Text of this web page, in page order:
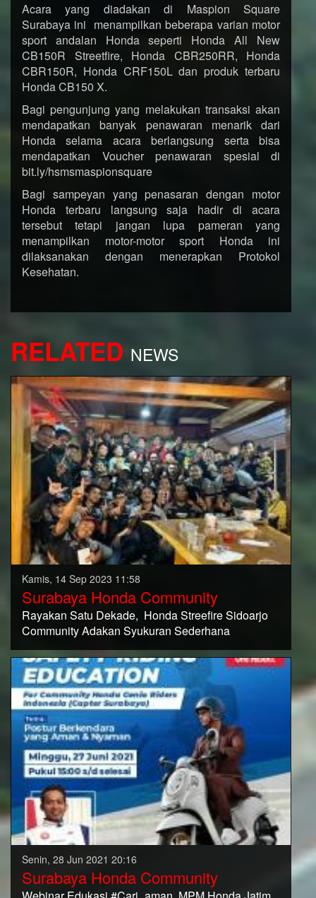
Acara yang diadakan di Maspion Square
Surabaya ini menampilkan beberapa varian motor
sport andalan Honda seperti Honda All New
CB150R Streetfire, Honda CBR250RR, Honda
CBR150R, Honda CRF150L dan produk terbaru
Honda CB150 X.
Bagi pengunjung yang melakukan transaksi akan
mendapatkan banyak penawaran menarik dari
Honda selama acara berlangsung serta bisa
mendapatkan Voucher penawaran spesial di
bit.ly/hsmsmaspionsquare
Bagi sampeyan yang penasaran dengan motor
Honda terbaru langsung saja hadir di acara
tersebut tetapi jangan lupa pameran yang
menampilkan motor-motor sport Honda ini
dilaksanakan dengan menerapkan Protokol
Kesehatan.
RELATED NEWS
Kamis, 14 Sep 2023 11:58
Surabaya Honda Community
Rayakan Satu Dekade, Honda Streefire Sidoarjo
Community Adakan Syukuran Sederhana
Senin, 28 Jun 2021 20:16
Surabaya Honda Community